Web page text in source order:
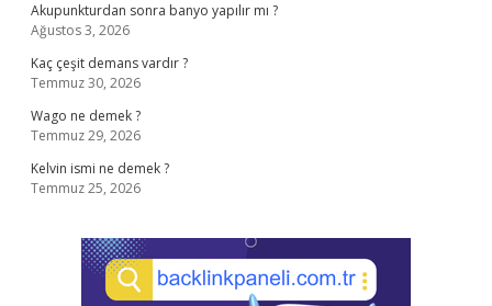
Akupunkturdan sonra banyo yapılır mı ?
Ağustos 3, 2026
Kaç çeşit demans vardır ?
Temmuz 30, 2026
Wago ne demek ?
Temmuz 29, 2026
Kelvin ismi ne demek ?
Temmuz 25, 2026